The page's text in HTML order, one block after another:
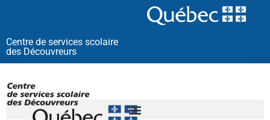
Centre de services scolaire
des Découvreurs